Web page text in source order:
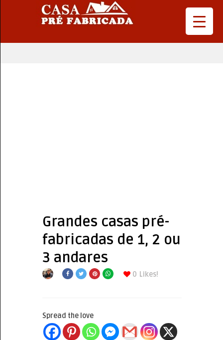
Grandes casas pré-
fabricadas de 1, 2 ou
3 andares
0 Likes!
Spread the love